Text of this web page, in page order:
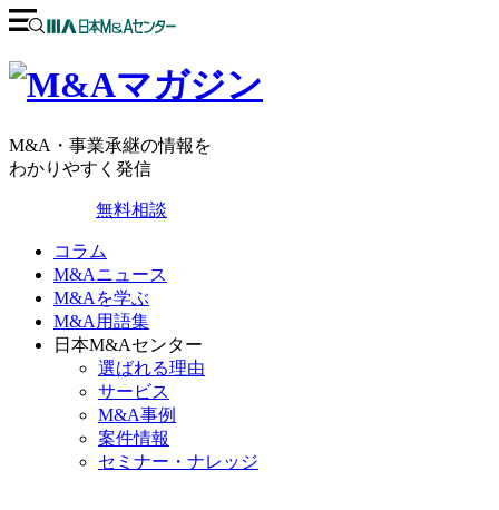
M&A・事業承継の情報を
わかりやすく発信
無料相談
コラム
M&Aニュース
M&Aを学ぶ
M&A用語集
日本M&Aセンター
選ばれる理由
サービス
M&A事例
案件情報
セミナー・ナレッジ